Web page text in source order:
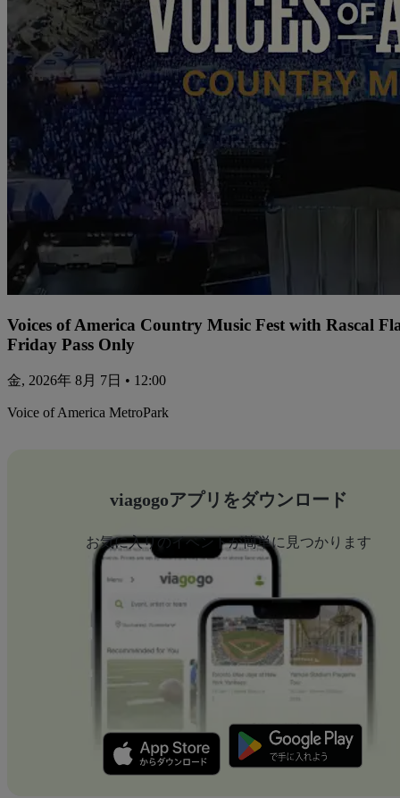
Voices of America Country Music Fest with Rascal
Friday Pass Only
金, 2026年 8月 7日 • 12:00
Voice of America MetroPark
viagogoアプリをダウンロード
お気に入りのイベントが簡単に見つかります